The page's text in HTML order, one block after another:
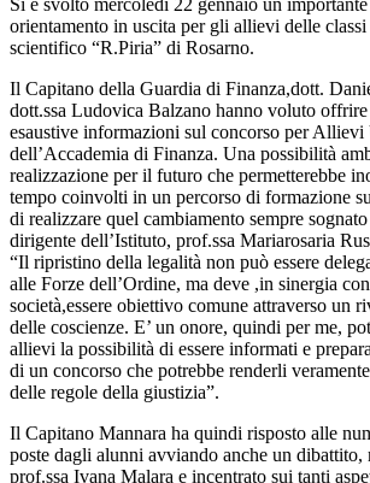
orientamento in uscita per gli allievi delle
scientifico “R.Piria” di Rosarno.
Il Capitano della Guardia di Finanza,dott.
dott.ssa Ludovica Balzano hanno voluto offrire
esaustive informazioni sul concorso per
dell’Accademia di Finanza. Una possibilità
realizzazione per il futuro che permetterebbe
tempo coinvolti in un percorso di formazione
di realizzare quel cambiamento sempre
dirigente dell’Istituto, prof.ssa Mariarosaria
“Il ripristino della legalità non può essere
alle Forze dell’Ordine, ma deve ,in sinergia
società,essere obiettivo comune attraverso un
delle coscienze. E’ un onore, quindi per me,
allievi la possibilità di essere informati e
di un concorso che potrebbe renderli
delle regole della giustizia”.
Il Capitano Mannara ha quindi risposto alle
poste dagli alunni avviando anche un dibattito,
prof.ssa Ivana Malara e incentrato sui tanti